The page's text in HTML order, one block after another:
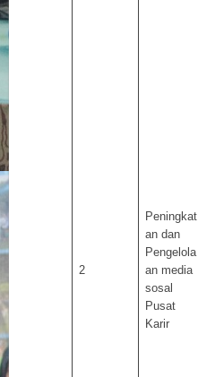
2
Peningkat
an dan
Pengelola
an media
sosal
Pusat
Karir